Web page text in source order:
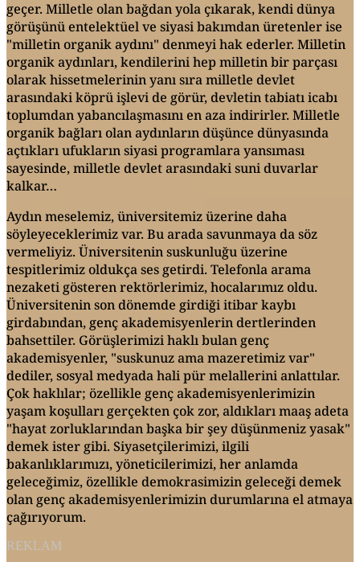
geçer. Milletle olan bağdan yola çıkarak, kendi dünya
görüşünü entelektüel ve siyasi bakımdan üretenler ise
"milletin organik aydını" denmeyi hak ederler. Milletin
organik aydınları, kendilerini hep milletin bir parçası
olarak hissetmelerinin yanı sıra milletle devlet
arasındaki köprü işlevi de görür, devletin tabiatı icabı
toplumdan yabancılaşmasını en aza indirirler. Milletle
organik bağları olan aydınların düşünce dünyasında
açtıkları ufukların siyasi programlara yansıması
sayesinde, milletle devlet arasındaki suni duvarlar
kalkar…
Aydın meselemiz, üniversitemiz üzerine daha
söyleyeceklerimiz var. Bu arada savunmaya da söz
vermeliyiz. Üniversitenin suskunluğu üzerine
tespitlerimiz oldukça ses getirdi. Telefonla arama
nezaketi gösteren rektörlerimiz, hocalarımız oldu.
Üniversitenin son dönemde girdiği itibar kaybı
girdabından, genç akademisyenlerin dertlerinden
bahsettiler. Görüşlerimizi haklı bulan genç
akademisyenler, "suskunuz ama mazeretimiz var"
dediler, sosyal medyada hali pür melallerini anlattılar.
Çok haklılar; özellikle genç akademisyenlerimizin
yaşam koşulları gerçekten çok zor, aldıkları maaş adeta
"hayat zorluklarından başka bir şey düşünmeniz yasak"
demek ister gibi. Siyasetçilerimizi, ilgili
bakanlıklarımızı, yöneticilerimizi, her anlamda
geleceğimiz, özellikle demokrasimizin geleceği demek
olan genç akademisyenlerimizin durumlarına el atmaya
çağırıyorum.
REKLAM